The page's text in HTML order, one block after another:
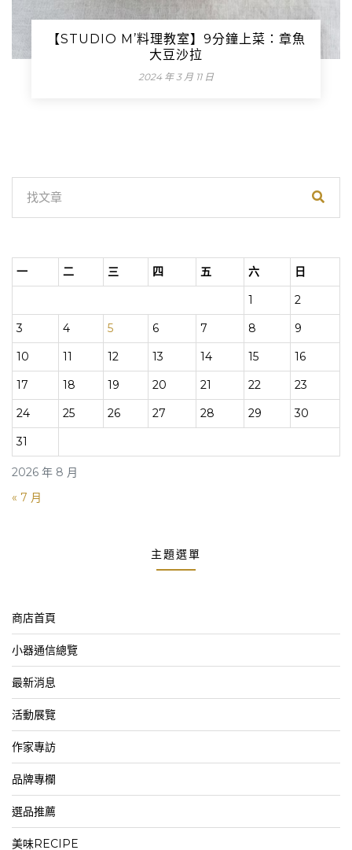
【STUDIO M’料理教室】9分鐘上菜：章魚
大豆沙拉
2024 年 3 月 11 日
2026 年 8 月
一 二 三 四 五 六
日
1
2
3
4 5 6 7 8
9
10
11 12 13 14 15
16
17
18 19 20 21 22
23
24
25 26 27 28 29
30
31
« 7 月
主題選單
商店首頁
小器通信總覽
最新消息
活動展覽
作家專訪
品牌專欄
選品推薦
美味RECIPE